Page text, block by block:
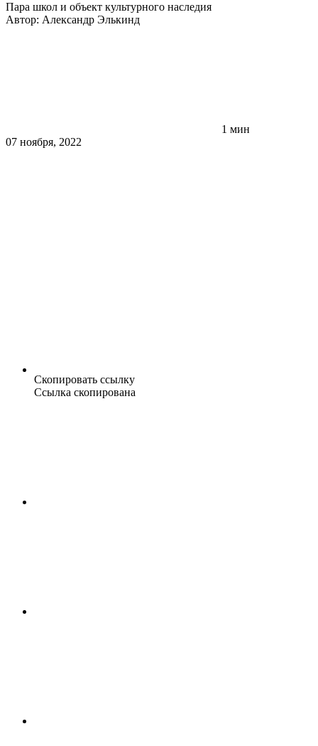
Пара школ и объект культурного наследия
Автор: Александр Элькинд
1 мин
07 ноября, 2022
Скопировать ссылку
Ссылка скопирована